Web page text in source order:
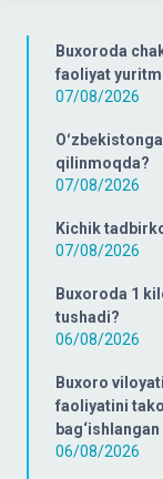
Buxoroda
faoliyat
07/08/2026
qilinmoqda?
07/08/2026
Kichik
07/08/2026
Buxoroda 1
tushadi?
06/08/2026
Buxoro
faoliyatini
06/08/2026